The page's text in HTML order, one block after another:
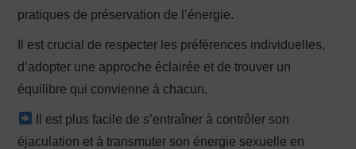
pratiques de préservation de l’énergie.
Il est crucial de respecter les préférences individuelles,
d’adopter une approche éclairée et de trouver un
équilibre qui convienne à chacun.
Il est plus facile de s’entraîner à contrôler son
éjaculation et à transmuter son énergie sexuelle en